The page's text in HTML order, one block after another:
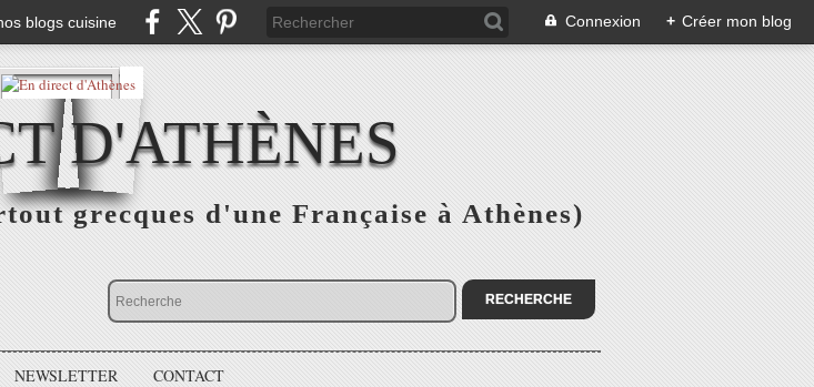
blogs cuisine Connexion + Créer mon blog
D'ATHÈNES
grecques d'une Française à Athènes)
NEWSLETTER CONTACT